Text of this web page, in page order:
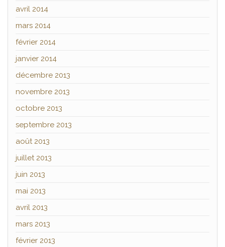
avril 2014
mars 2014
février 2014
janvier 2014
décembre 2013
novembre 2013
octobre 2013
septembre 2013
août 2013
juillet 2013
juin 2013
mai 2013
avril 2013
mars 2013
février 2013